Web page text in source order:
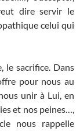
dire servir le
celui qui
le sacrifice. Dans
pour nous au
unir à Lui, en
et nos peines…,
nous rappelle